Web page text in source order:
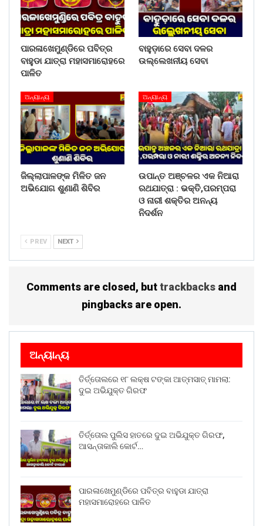
ପାରଳାଖେମୁଣ୍ଡିରେ ପବିତ୍ର
ବାହୁଡା ଯାତ୍ରା ମହାସମାରୋହରେ
ପାଳିତ
ବାହୁଡ଼ାରେ ସେବା ଦଳର
ଉଲ୍ଲେଖନୀୟ ସେବା
ଅନ୍ୟାନ୍ୟ
ଜିଲ୍ଲାପାଳଙ୍କ ମିଳିତ ଜନ
ଅଭିଯୋଗ ଶୁଣାଣି ଶିବିର
ଅନ୍ୟାନ୍ୟ
ଉପାନ୍ତ ଅଞ୍ଚଳର ଏକ ନିଆରା
ରଥଯାତ୍ରା : ଭକ୍ତି,ପରମ୍ପରା
ଓ ନାରୀ ଶକ୍ତିର ଅନନ୍ୟ
ନିଦର୍ଶନ
PREV NEXT
Comments are closed, buttrackbacks and
pingbacks are open.
ଅନ୍ୟାନ୍ୟ
ତିର୍ତ୍ତୋଲରେ ୧୮ ଲକ୍ଷ ଟଙ୍କା ଆତ୍ମସାତ୍ ମାମଲା:
ଦୁଇ ଅଭିଯୁକ୍ତ ଗିରଫ
ତିର୍ତ୍ତୋଲ ପୁଲିସ ହାତରେ ଦୁଇ ଅଭିଯୁକ୍ତ ଗିରଫ,
ଆସନ୍ତାକାଲି କୋର୍ଟ…
ପାରଳାଖେମୁଣ୍ଡିରେ ପବିତ୍ର ବାହୁଡା ଯାତ୍ରା
ମହାସମାରୋହରେ ପାଳିତ